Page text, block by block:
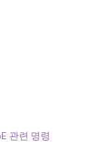
관련 명령